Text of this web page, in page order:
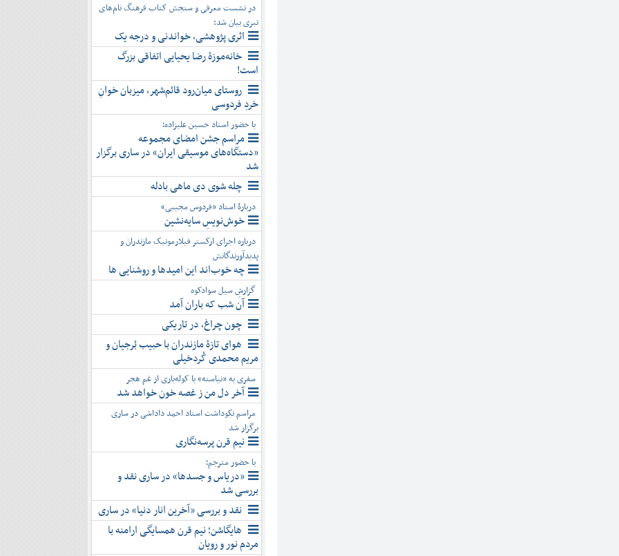
در نشست معرفی و سنجش کتاب فرهنگ نام‌های
تبری بیان شد:
اثری پژوهشی، خواندنی و درجه یک
خانه‌موزۀ رضا یحیایی اتفاقی بزرگ
است!
روستای میان‌رود قائم‌شهر، میزبان خوانِ
خردِ فردوسی
با حضور استاد حسین علیزاده؛
مراسم جشن امضای مجموعه
«دستگاه‌های موسیقی ایران» در ساری برگزار
شد
چله شوی دی ماهی بادله
دربارۀ استاد «فردوس مجیبی»
خوش‌نویسِ سایه‌نشین
درباره اجرای ارکستر فیلارمونیک مازندران و
پدیدآورندگانش
چه خوب‌اند این امیدها و روشنایی ها
گزارشِ سیل سوادکوه
آن شب که باران آمد
چون چراغ، در تاریکی
هوای تازۀ مازندران با حبیب بُرجیان و
مریم محمدی کُردخیلی
سفری به «نیاسته» با کوله‌باری از غم هجر
آخر دل من ز غصه خون خواهد شد
مراسم نکوداشت استاد احمد داداشی در ساری
برگزار شد
نیم قرن پرسه‌نگاری
با حضور مترجم؛
«دریاس و جسدها» در ساری نقد و
بررسی شد
نقد و بررسی «آخرین انار دنیا» در ساری
هایگاشن؛ نیم قرن همسایگی ارامنه با
مردم نور و رویان